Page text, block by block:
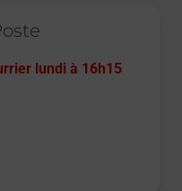
lundi à 16h15